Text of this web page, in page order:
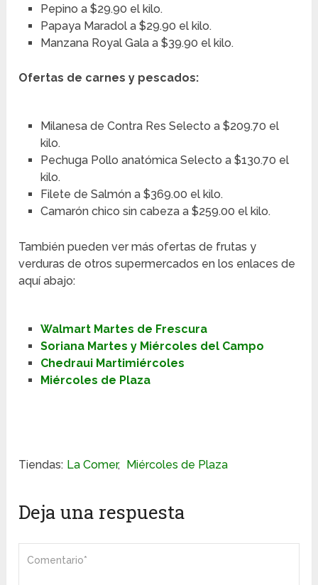
Pepino a $29.90 el kilo.
Papaya Maradol a $29.90 el kilo.
Manzana Royal Gala a $39.90 el kilo.
Ofertas de carnes y pescados:
Milanesa de Contra Res Selecto a $209.70 el
kilo.
Pechuga Pollo anatómica Selecto a $130.70 el
kilo.
Filete de Salmón a $369.00 el kilo.
Camarón chico sin cabeza a $259.00 el kilo.
También pueden ver más ofertas de frutas y
verduras de otros supermercados en los enlaces de
aquí abajo:
Walmart Martes de Frescura
Soriana Martes y Miércoles del Campo
Chedraui Martimiércoles
Miércoles de Plaza
Tiendas: La Comer, Miércoles de Plaza
Deja una respuesta